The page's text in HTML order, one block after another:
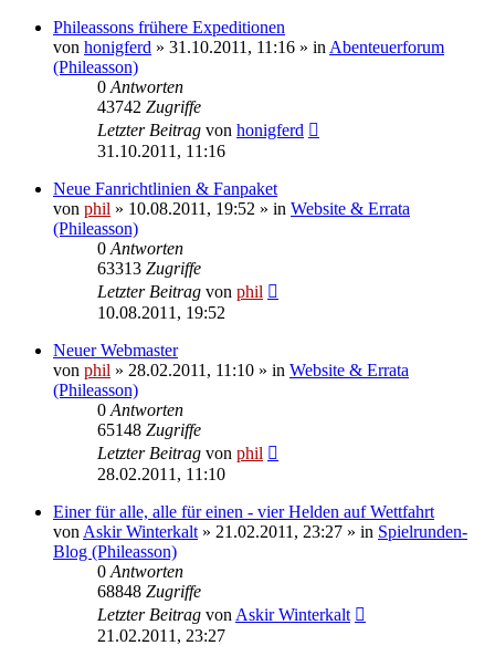
Phileassons frühere Expeditionen
von honigferd » 31.10.2011, 11:16 » in Abenteuerforum
(Phileasson)
0 Antworten
43742 Zugriffe
Letzter Beitrag von honigferd
31.10.2011, 11:16
Neue Fanrichtlinien & Fanpaket
von phil » 10.08.2011, 19:52 » in Website & Errata
(Phileasson)
0 Antworten
63313 Zugriffe
Letzter Beitrag von phil
10.08.2011, 19:52
Neuer Webmaster
von phil » 28.02.2011, 11:10 » in Website & Errata
(Phileasson)
0 Antworten
65148 Zugriffe
Letzter Beitrag von phil
28.02.2011, 11:10
Einer für alle, alle für einen - vier Helden auf Wettfahrt
von Askir Winterkalt » 21.02.2011, 23:27 » in Spielrunden-
Blog (Phileasson)
0 Antworten
68848 Zugriffe
Letzter Beitrag von Askir Winterkalt
21.02.2011, 23:27